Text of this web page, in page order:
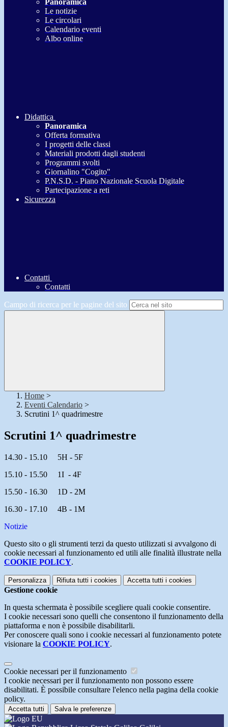
Panoramica
Le notizie
Le circolari
Calendario eventi
Albo online
Didattica
Panoramica
Offerta formativa
I progetti delle classi
Materiali prodotti dagli studenti
Programmi svolti
Giornalino "Cogito"
P.N.S.D. - Piano Nazionale Scuola Digitale
Partecipazione a reti
Sicurezza
Contatti
Contatti
Campo di ricerca per le pagine del sito
Home >
Eventi Calendario >
Scrutini 1^ quadrimestre
Scrutini 1^ quadrimestre
14.30 - 15.10 5H - 5F
15.10 - 15.50 1I - 4F
15.50 - 16.30 1D - 2M
16.30 - 17.10 4B - 1M
Notizie
Questo sito o gli strumenti terzi da questo utilizzati si avvalgono di
cookie necessari al funzionamento ed utili alle finalità illustrate nella
COOKIE POLICY.
Personalizza Rifiuta tutti i cookies Accetta tutti i cookies
Gestione cookie
In questa schermata è possibile scegliere quali cookie consentire.
I cookie necessari sono quelli che consentono il funzionamento della
piattaforma e non è possibile disabilitarli.
Per conoscere quali sono i cookie necessari al funzionamento potete
visionare la COOKIE POLICY.
Cookie necessari per il funzionamento
I cookie necessari per il funzionamento non possono essere
disabilitati. È possibile consultare l'elenco nella pagina della cookie
policy.
Accetta tutti Salva le preferenze